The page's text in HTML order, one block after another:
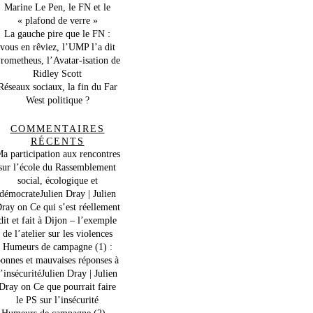
Marine Le Pen, le FN et le
« plafond de verre »
La gauche pire que le FN :
vous en rêviez, l’UMP l’a dit
l’Avatar-isation de
Ridley Scott
sociaux, la fin du Far
West politique ?
COMMENTAIRES
RÉCENTS
participation aux rencontres
l’école du Rassemblement
social, écologique et
démocrateJulien Dray | Julien
on Ce qui s’est réellement
et fait à Dijon – l’exemple
de l’atelier sur les violences
Humeurs de campagne (1) :
et mauvaises réponses à
Dray | Julien
on Ce que pourrait faire
le PS sur l’insécurité